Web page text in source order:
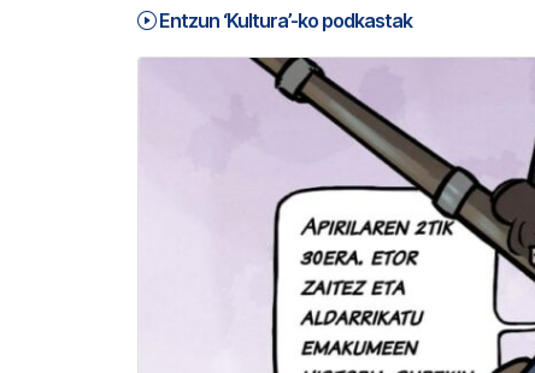
Entzun ‘Kultura’-ko podkastak